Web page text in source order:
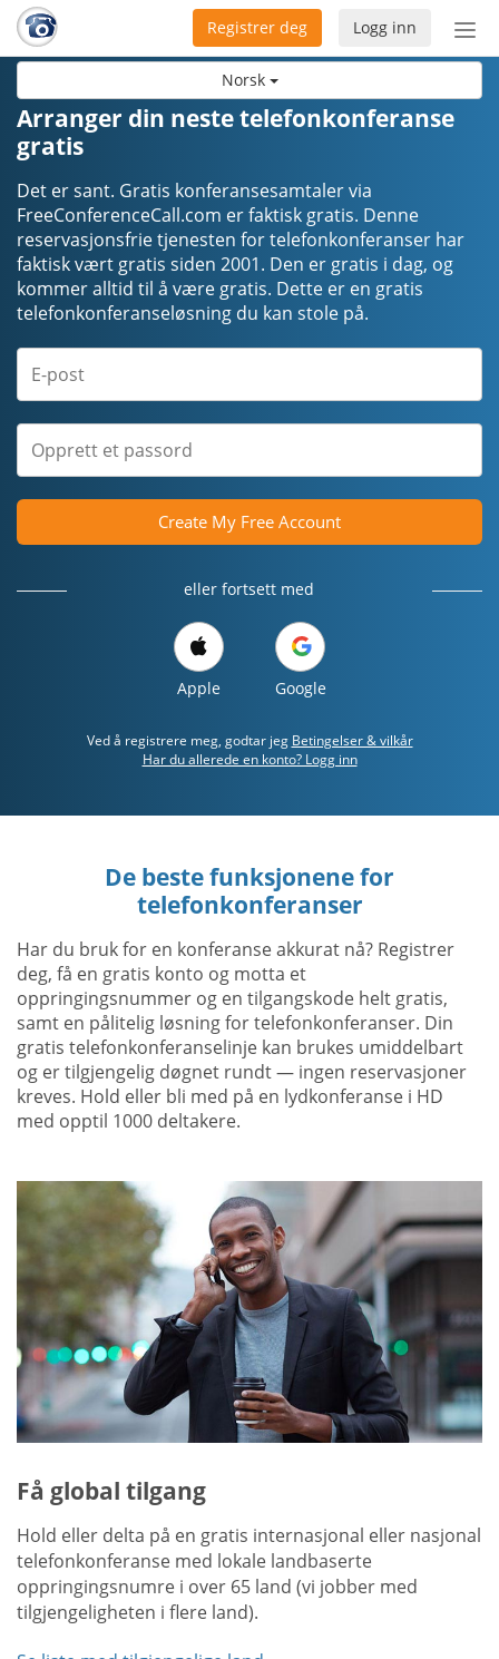
Norsk
Bytt
Logg inn
Registrer deg
Arranger din neste telefonkonferanse
gratis
Det er sant. Gratis konferansesamtaler via
FreeConferenceCall.com er faktisk gratis. Denne
reservasjonsfrie tjenesten for telefonkonferanser har
faktisk vært gratis siden 2001. Den er gratis i dag, og
kommer alltid til å være gratis. Dette er en gratis
telefonkonferanseløsning du kan stole på.
Create My Free Account
eller fortsett med
Apple Google
Ved å registrere meg, godtar jeg Betingelser & vilkår
Har du allerede en konto? Logg inn
De beste funksjonene for
telefonkonferanser
Har du bruk for en konferanse akkurat nå? Registrer
deg, få en gratis konto og motta et
oppringingsnummer og en tilgangskode helt gratis,
samt en pålitelig løsning for telefonkonferanser. Din
gratis telefonkonferanselinje kan brukes umiddelbart
og er tilgjengelig døgnet rundt — ingen reservasjoner
kreves. Hold eller bli med på en lydkonferanse i HD
med opptil 1000 deltakere.
Få global tilgang
Hold eller delta på en gratis internasjonal eller nasjonal
telefonkonferanse med lokale landbaserte
oppringingsnumre i over 65 land (vi jobber med
tilgjengeligheten i flere land).